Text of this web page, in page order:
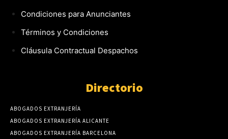
Condiciones para Anunciantes
Términos y Condiciones
Cláusula Contractual Despachos
Directorio
ABOGADOS EXTRANJERÍA
ABOGADOS EXTRANJERÍA ALICANTE
ABOGADOS EXTRANJERÍA BARCELONA